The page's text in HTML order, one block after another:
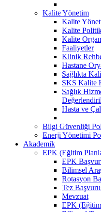
Kalite Yönetim
Kalite
Kalite
Kalite
Faaliyetler
Klinik
Hastane
Sağlıkta
SKS Kalite
Sağlık
Hasta ve
Bilgi Güvenliği
Enerji Yönetimi
Akademik
EPK (Eğitim
EPK
Bilimsel
Rotasyon
Tez
Mevzuat
EPK